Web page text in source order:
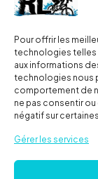
Pour offrir les
technologies
aux informations
technologies nous
comportement de
ne pas consentir
négatif sur
Gérer les services